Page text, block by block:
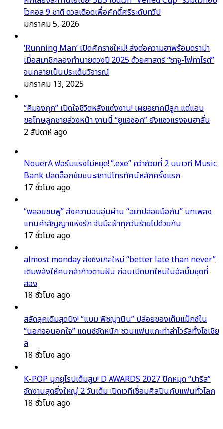
โวคอล 9 ชาติ ดวลเดือดเพื่อศักดิ์ศรีระดับทวีป
มกราคม 5, 2026
‘Running Man’ เปิดศักราชใหม่! ส่งต่อความฮาพร้อมดราม่า
เมื่อสมาชิกลองทำนายดวงปี 2025 ด้วยศาสตร์ “ซาจู-ไพ่ทาโรต์”
จนกลายเป็นประเด็นวิจารณ์
มกราคม 13, 2025
“คิมจงกุก” เปิดใจชีวิตหลังแต่งงาน! เผยอยากมีลูก แต่แอบ
ขอโทษลูกชายล่วงหน้า งานนี้ “ยูแจซอก” ยังแซวแรงจนฮาลั่น
2 สัปดาห์ ago
NouerA ฟอร์มแรงไม่หยุด! “.exe” คว้าถ้วยที่ 2 บนเวที Music
Bank ปลดล็อกชัยชนะสถานีโทรทัศน์หลักครั้งแรก
17 ชั่วโมง ago
“พลอยชมพู” ส่งความอบอุ่นผ่าน “อย่าปล่อยมือกัน” บทเพลง
แทนคำสัญญาแห่งรัก จับมือฝ่าทุกวันร้ายไปด้วยกัน
17 ชั่วโมง ago
almost monday ส่งซิงเกิลใหม่ “better late than never”
เติมพลังให้คนกล้าก้าวตามฝัน ก่อนเปิดบทใหม่ในอัลบั้มชุดที่
สอง
18 ชั่วโมง ago
สลัดลุคเดิมสุดปัง! “แบม พิชญานิน” ปล่อยของเต็มแม็กซ์ใน
“นอกจอนอกใจ” แดนซ์จัดหนัก ชวนแฟนแกะท่าล่าไวรัลทั้งโซเชีย
ล
18 ชั่วโมง ago
K-POP บุกยุโรปเต็มสูบ! D AWARDS 2027 ปักหมุด “ปารีส”
จัดงานสุดยิ่งใหญ่ 2 วันเต็ม เปิดเวทีเชื่อมศิลปินกับแฟนทั่วโลก
18 ชั่วโมง ago